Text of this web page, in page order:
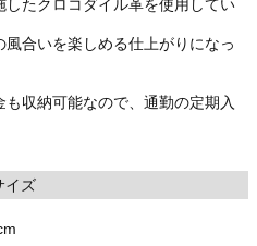
たクロコダイル革を使用してい
合いを楽しめる仕上がりになっ
収納可能なので、通勤の定期入
イズ